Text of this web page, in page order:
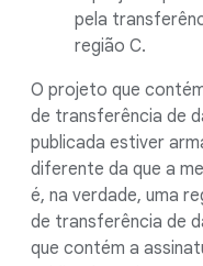
pela
região C.
O projeto que
de transferência de
publicada estiver
diferente da que a
é, na verdade, uma
de transferência de
que contém a